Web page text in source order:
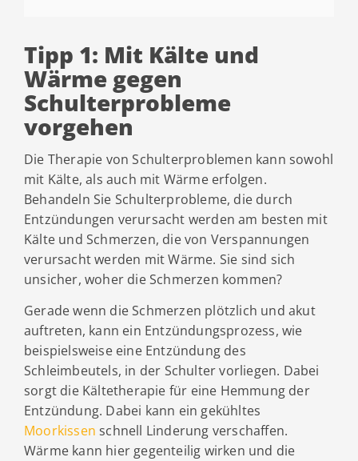
Tipp 1: Mit Kälte und
Wärme gegen
Schulterprobleme
vorgehen
Die Therapie von Schulterproblemen kann sowohl
mit Kälte, als auch mit Wärme erfolgen.
Behandeln Sie Schulterprobleme, die durch
Entzündungen verursacht werden am besten mit
Kälte und Schmerzen, die von Verspannungen
verursacht werden mit Wärme. Sie sind sich
unsicher, woher die Schmerzen kommen?
Gerade wenn die Schmerzen plötzlich und akut
auftreten, kann ein Entzündungsprozess, wie
beispielsweise eine Entzündung des
Schleimbeutels, in der Schulter vorliegen. Dabei
sorgt die Kältetherapie für eine Hemmung der
Entzündung. Dabei kann ein gekühltes
Moorkissen schnell Linderung verschaffen.
Wärme kann hier gegenteilig wirken und die